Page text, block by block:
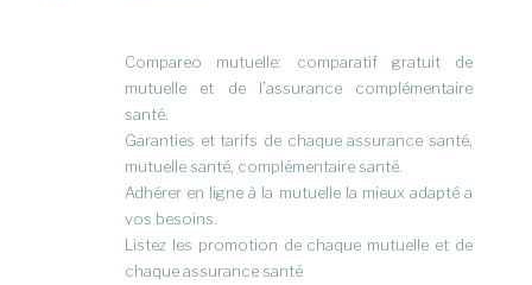
Compareo mutuelle: comparatif gratuit de
mutuelle et de l’assurance complémentaire
santé.
Garanties et tarifs de chaque assurance santé,
mutuelle santé, complémentaire santé.
Adhérer en ligne à la mutuelle la mieux adapté a
vos besoins.
Listez les promotion de chaque mutuelle et de
chaque assurance santé